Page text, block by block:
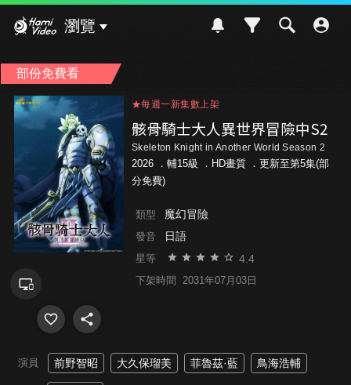
瀏覽
部份免費看
★每週一新集數上架
★每週一新集數上架
骸骨騎士大人異世界冒險中S2
Skeleton Knight in Another World Season 2
2026 ． 輔15級
．HD畫質 ．更新至第5集(部
分免費)
類型 魔幻冒險
發音 日語
星等 4.4
下架時間 2031年07月03日
演員 前野智昭 大久保瑠美 菲魯茲·藍 鳥海浩輔